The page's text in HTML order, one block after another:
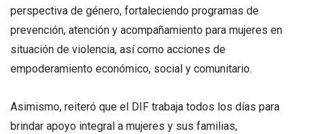
perspectiva de género, fortaleciendo programas de
prevención, atención y acompañamiento para mujeres en
situación de violencia, así como acciones de
empoderamiento económico, social y comunitario.
Asimismo, reiteró que el DIF trabaja todos los días para
brindar apoyo integral a mujeres y sus familias,